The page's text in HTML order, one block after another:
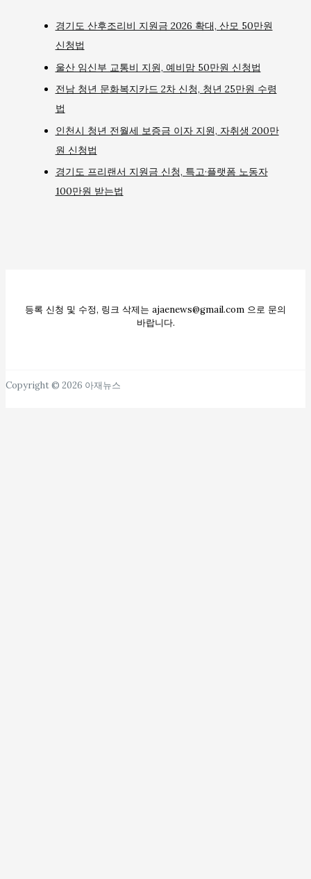
경기도 산후조리비 지원금 2026 확대, 산모 50만원
신청법
울산 임신부 교통비 지원, 예비맘 50만원 신청법
전남 청년 문화복지카드 2차 신청, 청년 25만원 수령
법
인천시 청년 전월세 보증금 이자 지원, 자취생 200만
원 신청법
경기도 프리랜서 지원금 신청, 특고·플랫폼 노동자
100만원 받는법
등록 신청 및 수정, 링크 삭제는 ajaenews@gmail.com 으로 문의
바랍니다.
Copyright © 2026 아재뉴스